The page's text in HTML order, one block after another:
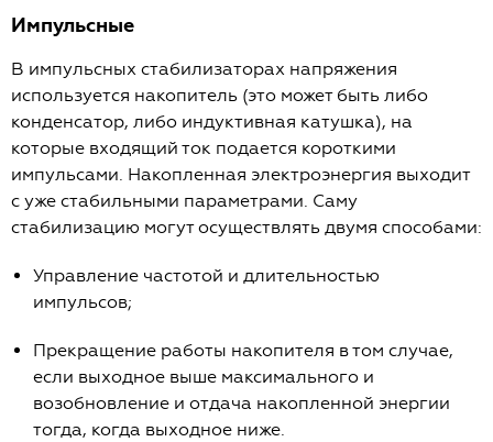
Импульсные
В импульсных стабилизаторах напряжения
используется накопитель (это может быть либо
конденсатор, либо индуктивная катушка), на
которые входящий ток подается короткими
импульсами. Накопленная электроэнергия выходит
с уже стабильными параметрами. Саму
стабилизацию могут осуществлять двумя способами:
Управление частотой и длительностью
импульсов;
Прекращение работы накопителя в том случае,
если выходное выше максимального и
возобновление и отдача накопленной энергии
тогда, когда выходное ниже.